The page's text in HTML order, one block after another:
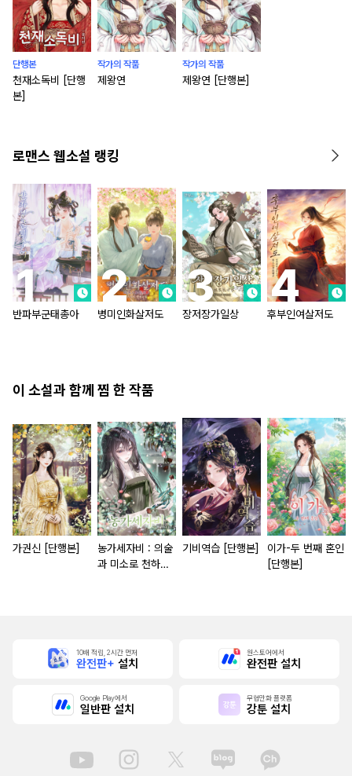
단행본
천재소독비 [단행
본]
작가의 작품
제왕연
작가의 작품
제왕연 [단행본]
로맨스 웹소설 랭킹
반파부군태총아 병미인화살저도 장저장가일상 후부인여살저도
이 소설과 함께 찜 한 작품
가권신 [단행본]
농가세자비 : 의술
과 미소로 천하를
기비역습 [단행본]
이가-두 번째 혼인
[단행본]
10배 적립, 2시간 먼저
완전판+ 설치
원스토어에서
완전판 설치
Google Play에서
일반판 설치
무협만화 플랫폼
강툰 설치